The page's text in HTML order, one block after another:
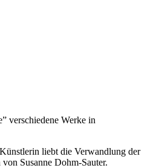
verschiedene Werke in
liebt die Verwandlung der
Susanne Dohm-Sauter.